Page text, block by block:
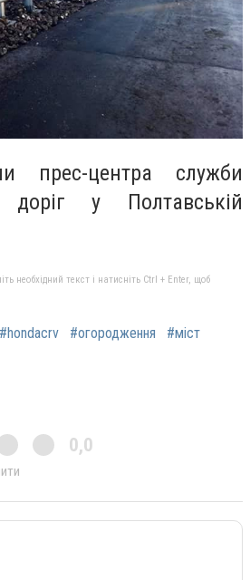
прес-центра служби
доріг у Полтавській
необхідний текст і натисніть Ctrl + Enter, щоб
#hondacrv #огородження #міст
0,0